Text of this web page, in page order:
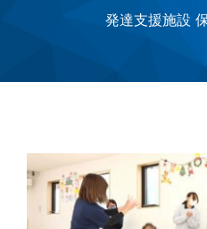
MESSAGE
CONTACT
発達支援施設